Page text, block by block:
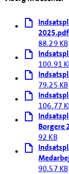
2025.pdf
88.29 KB
100.91
79.25 KB
106.77
Borgere
92 KB
90.57 KB